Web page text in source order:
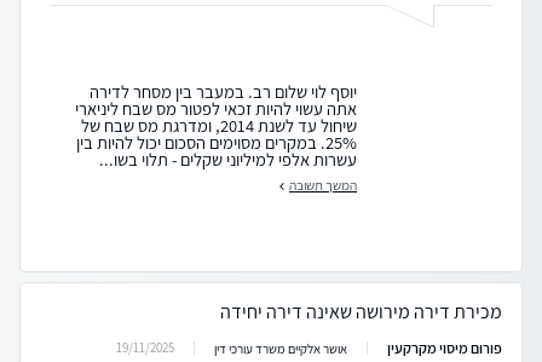
יוסף לוי שלום רב. במעבר בין מסחר לדירה
אתה עשוי להיות זכאי לפטור מס שבח ליניארי
שיחול עד לשנת 2014, ומדרגת מס שבח של
25%. במקרים מסוימים הסכום יכול להיות בין
עשרות אלפי למיליוני שקלים - תלוי בשו...
המשך תשובה
מכירת דירה מירושה שאינה דירה יחידה
פורום מיסוי מקרקעין אושר אלקיים משרד עורכי דין 19/11/2025